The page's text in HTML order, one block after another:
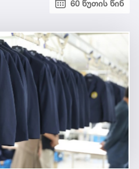
60 წუთის წინ